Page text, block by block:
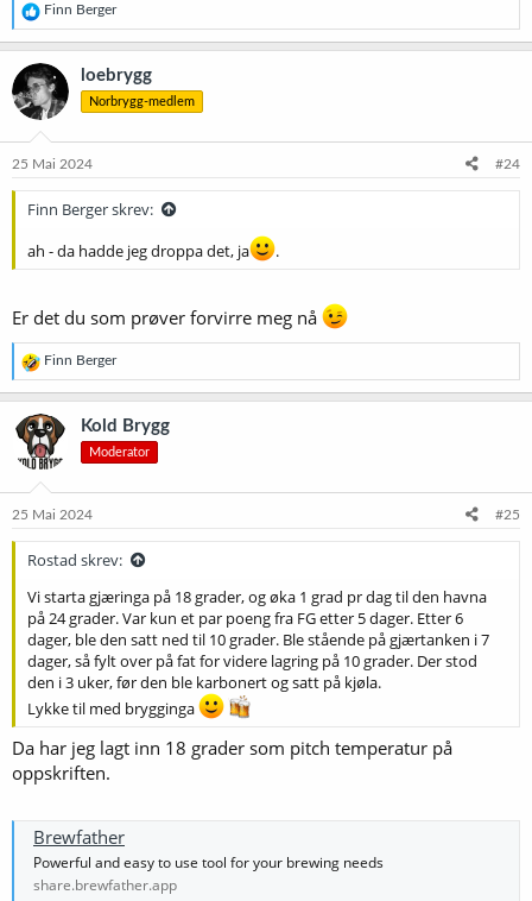
R
e
a
k
s
j
o
e
Finn Berger
loebrygg
Norbrygg-medlem
25 Mai 2024 #24
Finn Berger skrev:
ah - da hadde jeg droppa det, ja
.
Er det du som prøver forvirre meg nå
R
e
a
k
s
j
o
e
Finn Berger
Kold Brygg
Moderator
25 Mai 2024 #25
Rostad skrev:
Vi starta gjæringa på 18 grader, og øka 1 grad pr dag til den havna
på 24 grader. Var kun et par poeng fra FG etter 5 dager. Etter 6
dager, ble den satt ned til 10 grader. Ble stående på gjærtanken i 7
dager, så fylt over på fat for videre lagring på 10 grader. Der stod
den i 3 uker, før den ble karbonert og satt på kjøla.
Lykke til med brygginga
Da har jeg lagt inn 18 grader som pitch temperatur på
oppskriften.
Brewfather
Powerful and easy to use tool for your brewing needs
share.brewfather.app